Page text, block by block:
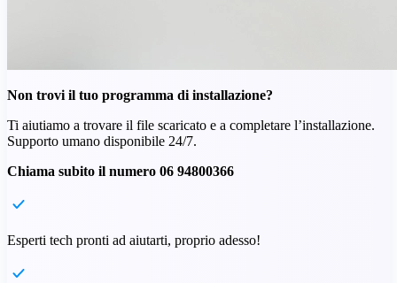
Non trovi il tuo programma di installazione?
Ti aiutiamo a trovare il file scaricato e a completare l’installazione.
Supporto umano disponibile 24/7.
Chiama subito il numero 06 94800366
Esperti tech pronti ad aiutarti, proprio adesso!